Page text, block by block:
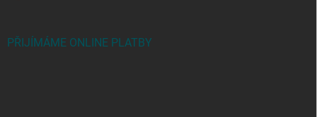
PŘIJÍMÁME ONLINE PLATBY